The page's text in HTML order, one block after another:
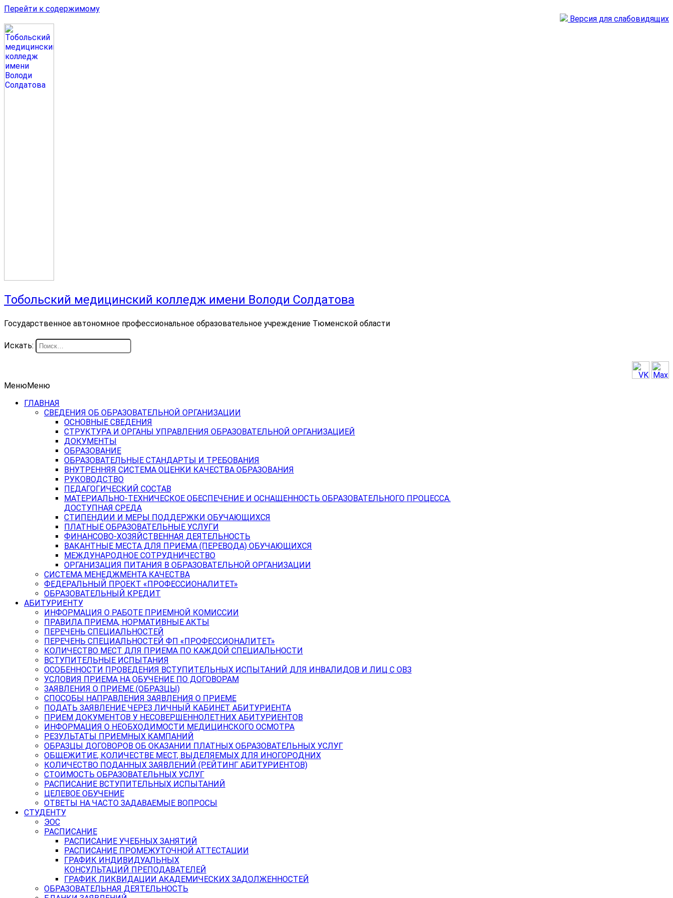
Перейти к содержимому
Версия для слабовидящих
Тобольский медицинский колледж имени Володи Солдатова
Государственное автономное профессиональное образовательное учреждение Тюменской области
Искать:
МенюМеню
ГЛАВНАЯ
СВЕДЕНИЯ ОБ ОБРАЗОВАТЕЛЬНОЙ ОРГАНИЗАЦИИ
ОСНОВНЫЕ СВЕДЕНИЯ
СТРУКТУРА И ОРГАНЫ УПРАВЛЕНИЯ ОБРАЗОВАТЕЛЬНОЙ ОРГАНИЗАЦИЕЙ
ДОКУМЕНТЫ
ОБРАЗОВАНИЕ
ОБРАЗОВАТЕЛЬНЫЕ СТАНДАРТЫ И ТРЕБОВАНИЯ
ВНУТРЕННЯЯ СИСТЕМА ОЦЕНКИ КАЧЕСТВА ОБРАЗОВАНИЯ
РУКОВОДСТВО
ПЕДАГОГИЧЕСКИЙ СОСТАВ
МАТЕРИАЛЬНО-ТЕХНИЧЕСКОЕ ОБЕСПЕЧЕНИЕ И ОСНАЩЕННОСТЬ ОБРАЗОВАТЕЛЬНОГО ПРОЦЕССА.
ДОСТУПНАЯ СРЕДА
СТИПЕНДИИ И МЕРЫ ПОДДЕРЖКИ ОБУЧАЮЩИХСЯ
ПЛАТНЫЕ ОБРАЗОВАТЕЛЬНЫЕ УСЛУГИ
ФИНАНСОВО-ХОЗЯЙСТВЕННАЯ ДЕЯТЕЛЬНОСТЬ
ВАКАНТНЫЕ МЕСТА ДЛЯ ПРИЕМА (ПЕРЕВОДА) ОБУЧАЮЩИХСЯ
МЕЖДУНАРОДНОЕ СОТРУДНИЧЕСТВО
ОРГАНИЗАЦИЯ ПИТАНИЯ В ОБРАЗОВАТЕЛЬНОЙ ОРГАНИЗАЦИИ
СИСТЕМА МЕНЕДЖМЕНТА КАЧЕСТВА
ФЕДЕРАЛЬНЫЙ ПРОЕКТ «ПРОФЕССИОНАЛИТЕТ»
ОБРАЗОВАТЕЛЬНЫЙ КРЕДИТ
АБИТУРИЕНТУ
ИНФОРМАЦИЯ О РАБОТЕ ПРИЕМНОЙ КОМИССИИ
ПРАВИЛА ПРИЕМА, НОРМАТИВНЫЕ АКТЫ
ПЕРЕЧЕНЬ СПЕЦИАЛЬНОСТЕЙ
ПЕРЕЧЕНЬ СПЕЦИАЛЬНОСТЕЙ ФП «ПРОФЕССИОНАЛИТЕТ»
КОЛИЧЕСТВО МЕСТ ДЛЯ ПРИЕМА ПО КАЖДОЙ СПЕЦИАЛЬНОСТИ
ВСТУПИТЕЛЬНЫЕ ИСПЫТАНИЯ
ОСОБЕННОСТИ ПРОВЕДЕНИЯ ВСТУПИТЕЛЬНЫХ ИСПЫТАНИЙ ДЛЯ ИНВАЛИДОВ И ЛИЦ С ОВЗ
УСЛОВИЯ ПРИЕМА НА ОБУЧЕНИЕ ПО ДОГОВОРАМ
ЗАЯВЛЕНИЯ О ПРИЕМЕ (ОБРАЗЦЫ)
СПОСОБЫ НАПРАВЛЕНИЯ ЗАЯВЛЕНИЯ О ПРИЕМЕ
ПОДАТЬ ЗАЯВЛЕНИЕ ЧЕРЕЗ ЛИЧНЫЙ КАБИНЕТ АБИТУРИЕНТА
ПРИЕМ ДОКУМЕНТОВ У НЕСОВЕРШЕННОЛЕТНИХ АБИТУРИЕНТОВ
ИНФОРМАЦИЯ О НЕОБХОДИМОСТИ МЕДИЦИНСКОГО ОСМОТРА
РЕЗУЛЬТАТЫ ПРИЕМНЫХ КАМПАНИЙ
ОБРАЗЦЫ ДОГОВОРОВ ОБ ОКАЗАНИИ ПЛАТНЫХ ОБРАЗОВАТЕЛЬНЫХ УСЛУГ
ОБЩЕЖИТИЕ, КОЛИЧЕСТВЕ МЕСТ, ВЫДЕЛЯЕМЫХ ДЛЯ ИНОГОРОДНИХ
КОЛИЧЕСТВО ПОДАННЫХ ЗАЯВЛЕНИЙ (РЕЙТИНГ АБИТУРИЕНТОВ)
СТОИМОСТЬ ОБРАЗОВАТЕЛЬНЫХ УСЛУГ
РАСПИСАНИЕ ВСТУПИТЕЛЬНЫХ ИСПЫТАНИЙ
ЦЕЛЕВОЕ ОБУЧЕНИЕ
ОТВЕТЫ НА ЧАСТО ЗАДАВАЕМЫЕ ВОПРОСЫ
СТУДЕНТУ
ЭОС
РАСПИСАНИЕ
РАСПИСАНИЕ УЧЕБНЫХ ЗАНЯТИЙ
РАСПИСАНИЕ ПРОМЕЖУТОЧНОЙ АТТЕСТАЦИИ
ГРАФИК ИНДИВИДУАЛЬНЫХ
КОНСУЛЬТАЦИЙ ПРЕПОДАВАТЕЛЕЙ
ГРАФИК ЛИКВИДАЦИИ АКАДЕМИЧЕСКИХ ЗАДОЛЖЕННОСТЕЙ
ОБРАЗОВАТЕЛЬНАЯ ДЕЯТЕЛЬНОСТЬ